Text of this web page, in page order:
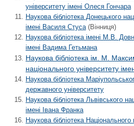
університету імені Олеся Гончара
Наукова бібліотека Донецького
імені Василя Стуса(Вінниця)
Наукова бібліотека імені М.В.
імені Вадима Гетьмана
Наукова бібліотека ім. М.
національного університету
Наукова бібліотека
державного університету
Наукова бібліотека Львівського
імені Івана Франка
Наукова бібліотека Національного